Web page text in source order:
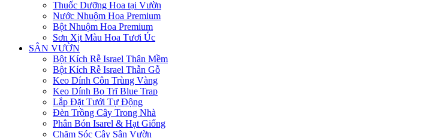
Thuốc Dưỡng Hoa tại Vườn
Nước Nhuộm Hoa Premium
Bột Nhuộm Hoa Premium
Sơn Xịt Màu Hoa Tươi Úc
SÂN VƯỜN
Bột Kích Rễ Israel Thân Mềm
Bột Kích Rễ Israel Thẫn Gỗ
Keo Dính Côn Trùng Vàng
Keo Dính Bọ Trĩ Blue Trap
Lắp Đặt Tưới Tự Động
Đèn Trồng Cây Trong Nhà
Phân Bón Isarel & Hạt Giống
Chăm Sóc Cây Sân Vườn